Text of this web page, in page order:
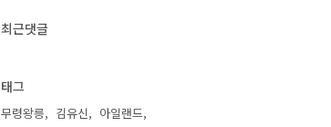
최근댓글
태그
무령왕릉 김유신
아일랜드